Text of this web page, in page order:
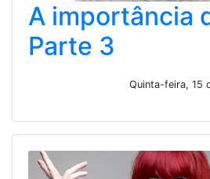
A importância
Parte 3
Quinta-feira, 15